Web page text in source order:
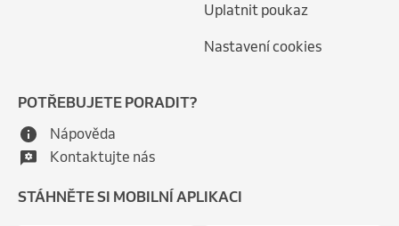
Uplatnit poukaz
Nastavení cookies
POTŘEBUJETE PORADIT?
Nápověda
Kontaktujte nás
STÁHNĚTE SI MOBILNÍ APLIKACI